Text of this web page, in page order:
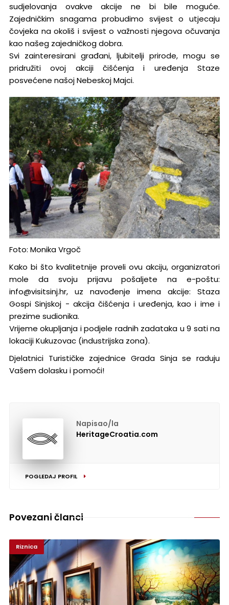
sudjelovanja ovakve akcije ne bi bile moguće.
Zajedničkim snagama probudimo svijest o utjecaju
čovjeka na okoliš i svijest o važnosti njegova očuvanja
kao našeg zajedničkog dobra.
Svi zainteresirani građani, ljubitelji prirode, mogu se
pridružiti ovoj akciji čišćenja i uređenja Staze
posvećene našoj Nebeskoj Majci.
Foto: Monika Vrgoč
Kako bi što kvalitetnije proveli ovu akciju, organizratori
mole da svoju prijavu pošaljete na e-poštu:
info@visitsinj.hr, uz navođenje imena akcije: Staza
Gospi Sinjskoj - akcija čišćenja i uređenja, kao i ime i
prezime sudionika.
Vrijeme okupljanja i podjele radnih zadataka u 9 sati na
lokaciji Kukuzovac (industrijska zona).
Djelatnici Turističke zajednice Grada Sinja se raduju
Vašem dolasku i pomoći!
Napisao/la
HeritageCroatia.com
POGLEDAJ PROFIL
Povezani članci
Riznica